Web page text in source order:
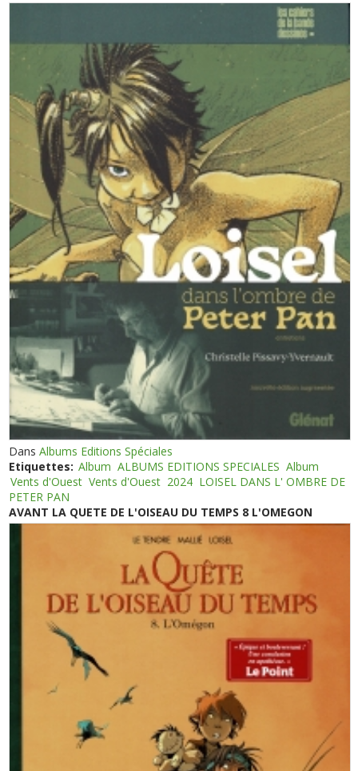
DansAlbums Editions Spéciales
Etiquettes: Album ALBUMS EDITIONS SPECIALES Album
Vents d'Ouest Vents d'Ouest 2024 LOISEL DANS L' OMBRE DE
PETER PAN
AVANT LA QUETE DE L'OISEAU DU TEMPS 8 L'OMEGON